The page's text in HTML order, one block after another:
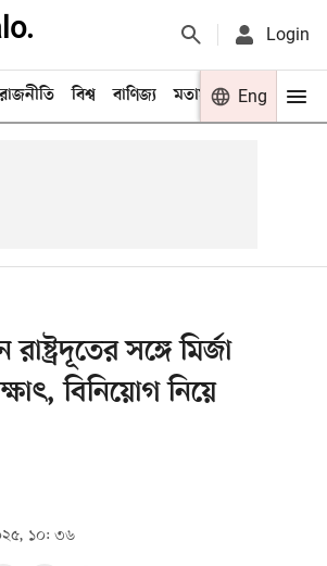
Login
বিশ্ব বাণিজ্য মতামত খেলা
Eng
সঙ্গে মির্জা
বিনিয়োগ নিয়ে
১০: ৩৬